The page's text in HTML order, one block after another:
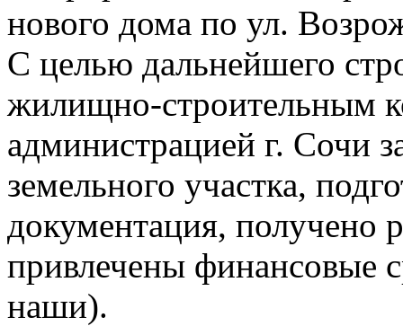
нового дома по ул.
С целью дальнейшего
жилищно-строительным
администрацией г. Сочи
земельного участка,
документация, получено
привлечены финансовые
наши).